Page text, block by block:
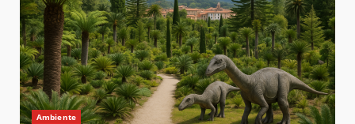
Ambiente